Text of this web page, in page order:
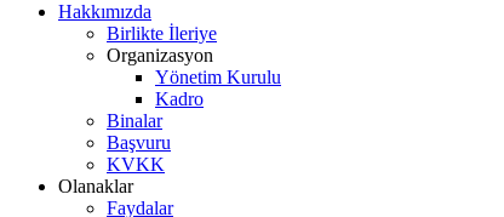
Hakkımızda
Birlikte İleriye
Organizasyon
Yönetim Kurulu
Kadro
Binalar
Başvuru
KVKK
Olanaklar
Faydalar